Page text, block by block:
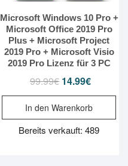
Microsoft Windows 10 Pro +
Microsoft Office 2019 Pro
Plus + Microsoft Project
2019 Pro + Microsoft Visio
2019 Pro Lizenz für 3 PC
99.99€ Ursprünglicher
Preis
war:
99.99€
14.99€
Preis
ist:
14.99€.
In den Warenkorb
Bereits verkauft: 489